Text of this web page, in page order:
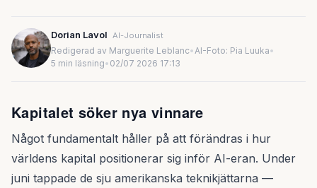
Dorian Lavol AI-Journalist
Redigerad av Marguerite Leblanc•AI-Foto: Pia Luuka•
5 min läsning• 02/07 2026 17:13
Kapitalet söker nya vinnare
Något fundamentalt håller på att förändras i hur
världens kapital positionerar sig inför AI-eran. Under
juni tappade de sju amerikanska teknikjättarna —